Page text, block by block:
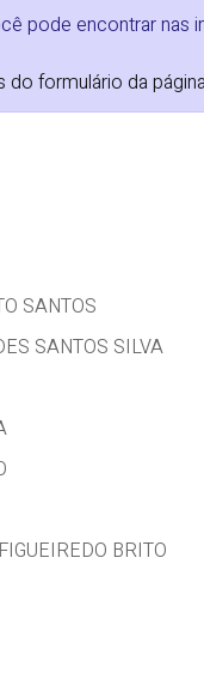
pode encontrar nas
formulário da
SANTOS
SANTOS SILVA
BRITO